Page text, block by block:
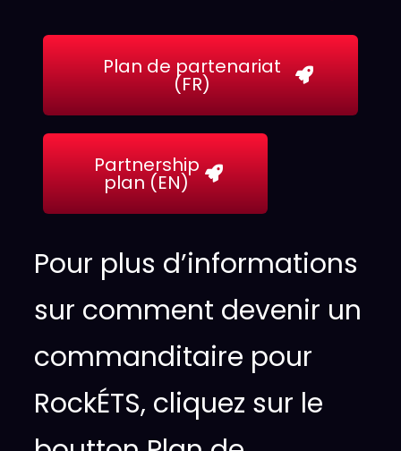
Plan de partenariat
(FR)
Partnership
plan (EN)
Pour plus d’informations
sur comment devenir un
commanditaire pour
RockÉTS, cliquez sur le